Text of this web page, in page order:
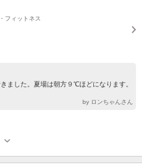
フィットネス
ました。夏場は朝方９℃ほどになります。
by ロンちゃんさん